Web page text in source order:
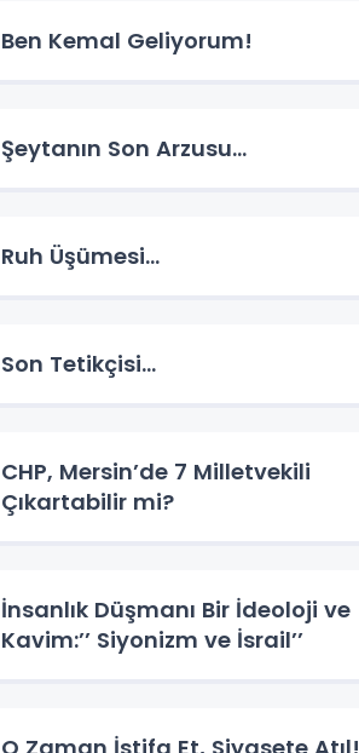
Ben Kemal Geliyorum!
Şeytanın Son Arzusu…
Ruh Üşümesi…
Son Tetikçisi…
CHP, Mersin’de 7 Milletvekili
Çıkartabilir mi?
İnsanlık Düşmanı Bir İdeoloji ve
Kavim:’’ Siyonizm ve İsrail’’